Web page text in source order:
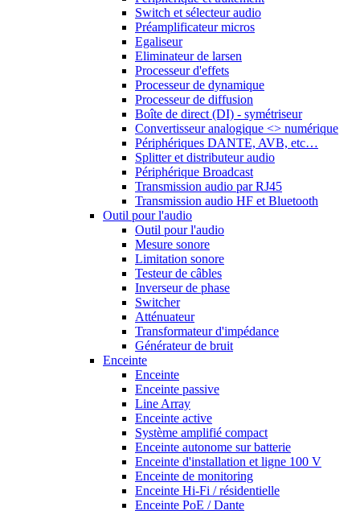
Switch et sélecteur audio
Préamplificateur micros
Egaliseur
Eliminateur de larsen
Processeur d'effets
Processeur de dynamique
Processeur de diffusion
Boîte de direct (DI) - symétriseur
Convertisseur analogique <> numérique
Périphériques DANTE, AVB, etc…
Splitter et distributeur audio
Périphérique Broadcast
Transmission audio par RJ45
Transmission audio HF et Bluetooth
Outil pour l'audio
Outil pour l'audio
Mesure sonore
Limitation sonore
Testeur de câbles
Inverseur de phase
Switcher
Atténuateur
Transformateur d'impédance
Générateur de bruit
Enceinte
Enceinte
Enceinte passive
Line Array
Enceinte active
Système amplifié compact
Enceinte autonome sur batterie
Enceinte d'installation et ligne 100 V
Enceinte de monitoring
Enceinte Hi-Fi / résidentielle
Enceinte PoE / Dante